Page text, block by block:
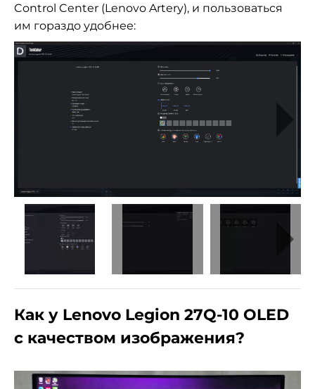
Control Center (Lenovo Artery), и пользоваться
им гораздо удобнее:
Как у Lenovo Legion 27Q-10 OLED
с качеством изображения?